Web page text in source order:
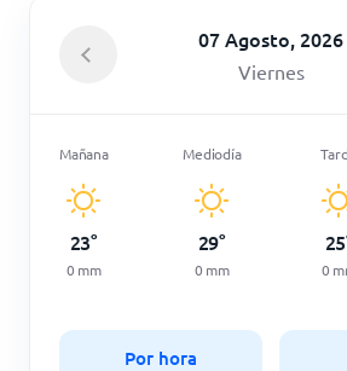
07 Agosto, 2026
Viernes
Mañana
23°
0 mm
Mediodía
29°
0 mm
25
0
Por hora